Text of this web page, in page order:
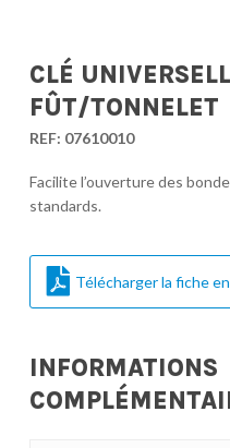
CLÉ
FÛT/TONNELET
REF: 07610010
Facilite l’ouverture des
standards.
Télécharger la fiche
INFORMATIONS